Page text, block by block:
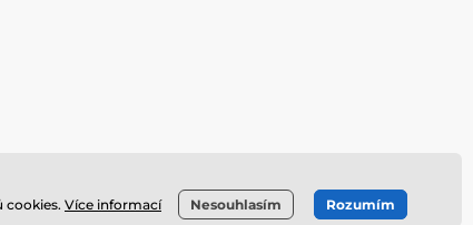
cookies. Více informací Nesouhlasím Rozumím